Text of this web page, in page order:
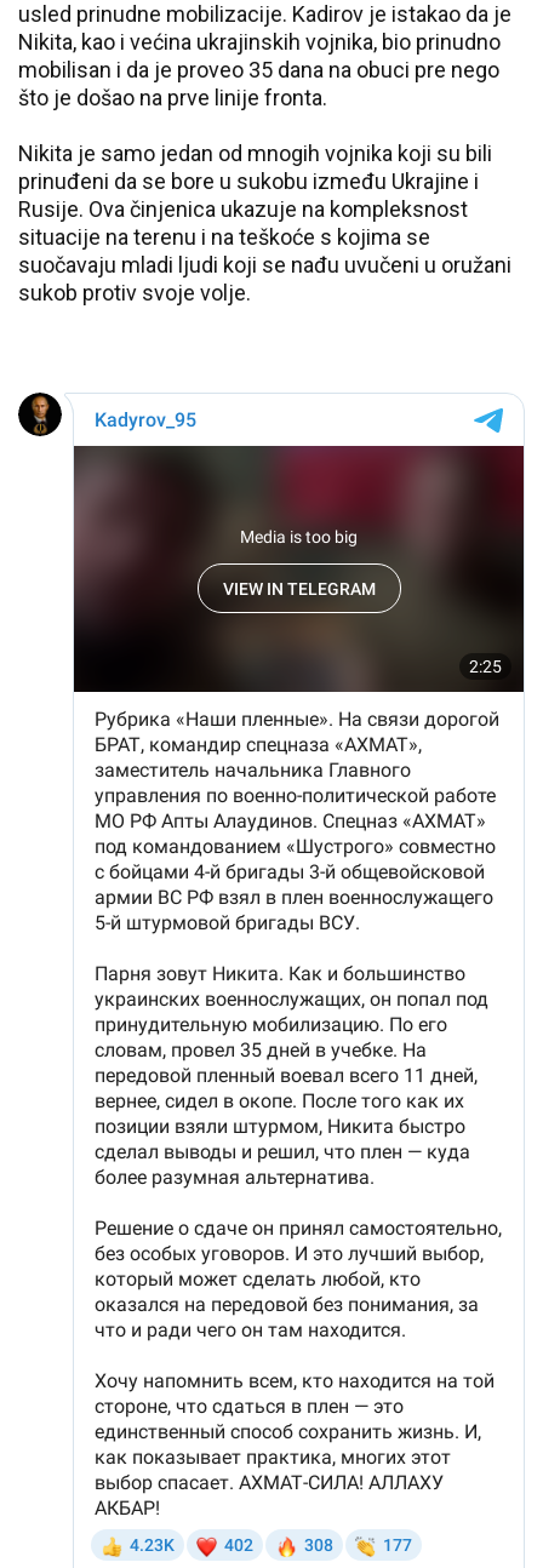
usled prinudne mobilizacije. Kadirov je istakao da je
Nikita, kao i većina ukrajinskih vojnika, bio prinudno
mobilisan i da je proveo 35 dana na obuci pre nego
što je došao na prve linije fronta.
Nikita je samo jedan od mnogih vojnika koji su bili
prinuđeni da se bore u sukobu između Ukrajine i
Rusije. Ova činjenica ukazuje na kompleksnost
situacije na terenu i na teškoće s kojima se
suočavaju mladi ljudi koji se nađu uvučeni u oružani
sukob protiv svoje volje.